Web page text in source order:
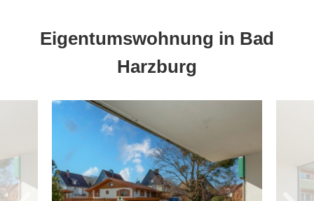
Eigentumswohnung in Bad
Harzburg